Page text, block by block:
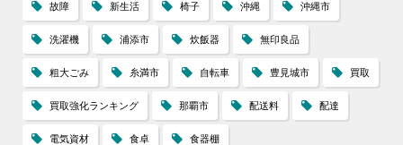
故障 新生活 椅子 沖縄 沖縄市
洗濯機 浦添市 炊飯器 無印良品
粗大ごみ 糸満市 自転車 豊見城市 買取
買取強化ランキング 那覇市 配送料 配達
電気資材 食卓 食器棚